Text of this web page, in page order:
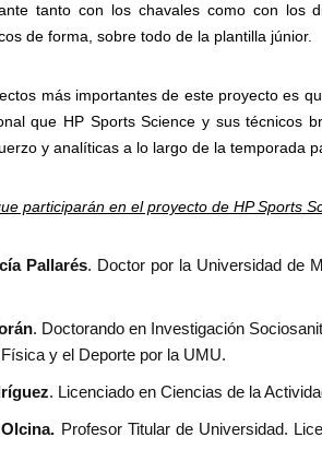
tanto con los chavales como con los
de forma, sobre todo de la plantilla júnior.
más importantes de este proyecto es
que HP Sports Science y sus técnicos
y analíticas a lo largo de la temporada
participarán en el proyecto de HP Sports
Pallarés. Doctor por la Universidad de
. Doctorando en Investigación
y el Deporte por la UMU.
. Licenciado en Ciencias de la
Profesor Titular de Universidad.